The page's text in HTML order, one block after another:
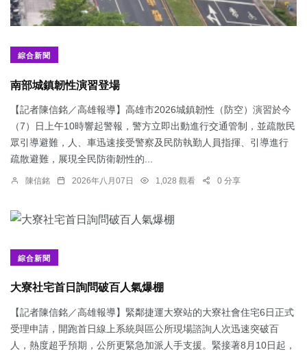
綜合新聞
南部城鎮韌性演習登場
【記者陳信銘／高雄報導】高雄市2026城鎮韌性（防空）演習於今
（7）日上午10時響起警報，警方立即出動進行交通管制，並疏散民
眾引導避難，人、車迅速接受警察及民防執勤人員指揮、引導進行
疏散避難，展現全民防衛韌性的...
陳信銘 2026年八月07日 1,028 觀看 0 分享
綜合新聞
大寮社宅首日詢問破百人氣爆棚
【記者陳信銘／高雄報導】緊鄰捷運大寮站的大寮社會住宅6日正式
受理申請，開跑首日線上系統與區公所現場諮詢人次迅速突破百
人，熱度超乎預期，公所更緊急加派人手支援。緊接著8月10日起，